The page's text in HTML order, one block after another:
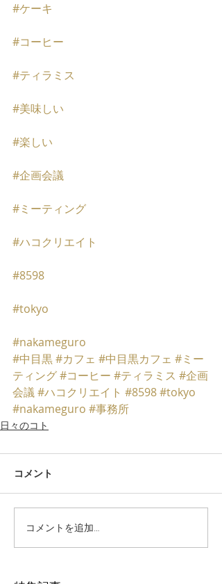
#ケーキ
#コーヒー
#ティラミス
#美味しい
#楽しい
#企画会議
#ミーティング
#ハコクリエイト
#8598
#tokyo
#nakameguro
#中目黒#カフェ #中目黒カフェ #ミー
ティング#コーヒー #ティラミス #企画
会議#ハコクリエイト #8598#tokyo
#nakameguro #事務所
日々のコト
コメント
コメントを追加…